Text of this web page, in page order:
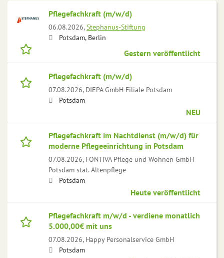
Pflegefachkraft (m/w/d)
06.08.2026,Stephanus-Stiftung
Potsdam, Berlin
Gestern veröffentlicht
Pflegefachkraft (m/w/d)
07.08.2026, DIEPA GmbH Filiale Potsdam
Potsdam
NEU
Pflegefachkraft im Nachtdienst (m/w/d) für
moderne Pflegeeinrichtung in Potsdam
07.08.2026, FONTIVA Pflege und Wohnen GmbH
Potsdam stat. Altenpflege
Potsdam
Heute veröffentlicht
Pflegefachkraft m/w/d - verdiene monatlich
5.000,00€ mit uns
07.08.2026, Happy Personalservice GmbH
Potsdam